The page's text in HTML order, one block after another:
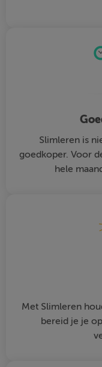
Slimleren is
goedkoper. Voor
hele
Met Slimleren
bereid je je